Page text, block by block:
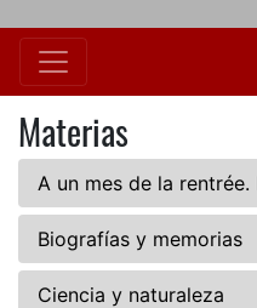
Materias
A un mes de la
Biografías y memorias
Ciencia y naturaleza